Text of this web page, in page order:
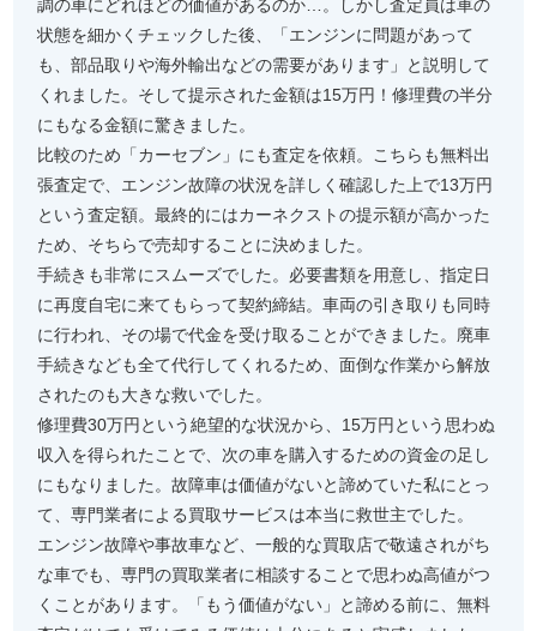
調の車にどれほどの価値があるのか…。しかし査定員は車の
状態を細かくチェックした後、「エンジンに問題があって
も、部品取りや海外輸出などの需要があります」と説明して
くれました。そして提示された金額は15万円！修理費の半分
にもなる金額に驚きました。
比較のため「カーセブン」にも査定を依頼。こちらも無料出
張査定で、エンジン故障の状況を詳しく確認した上で13万円
という査定額。最終的にはカーネクストの提示額が高かった
ため、そちらで売却することに決めました。
手続きも非常にスムーズでした。必要書類を用意し、指定日
に再度自宅に来てもらって契約締結。車両の引き取りも同時
に行われ、その場で代金を受け取ることができました。廃車
手続きなども全て代行してくれるため、面倒な作業から解放
されたのも大きな救いでした。
修理費30万円という絶望的な状況から、15万円という思わぬ
収入を得られたことで、次の車を購入するための資金の足し
にもなりました。故障車は価値がないと諦めていた私にとっ
て、専門業者による買取サービスは本当に救世主でした。
エンジン故障や事故車など、一般的な買取店で敬遠されがち
な車でも、専門の買取業者に相談することで思わぬ高値がつ
くことがあります。「もう価値がない」と諦める前に、無料